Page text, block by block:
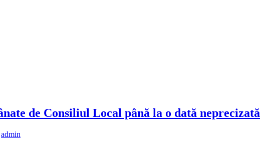
de Consiliul Local până la o dată neprecizată
admin